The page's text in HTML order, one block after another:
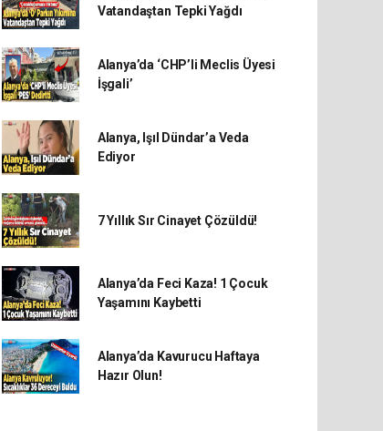
Vatandaştan Tepki Yağdı
Alanya’da ‘CHP’li Meclis Üyesi
İşgali’
Alanya, Işıl Dündar’a Veda
Ediyor
7 Yıllık Sır Cinayet Çözüldü!
Alanya’da Feci Kaza! 1 Çocuk
Yaşamını Kaybetti
Alanya’da Kavurucu Haftaya
Hazır Olun!